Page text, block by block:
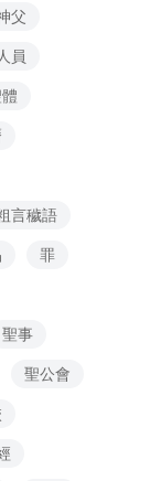
父
員
言穢語
罪
聖事
聖公會